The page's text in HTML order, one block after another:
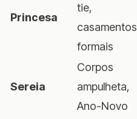
Princesa
tie,
casamentos
formais
Sereia
Corpos
ampulheta,
Ano-Novo